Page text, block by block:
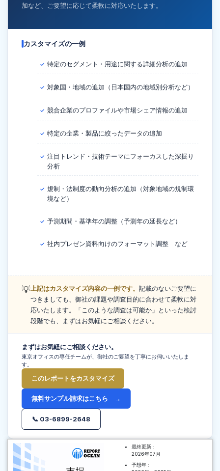
加など、ご要望に応じて柔軟に対応いたします。
カスタマイズの一例
✓ 特定のセグメント・用途に関する詳細分析の追加
✓ 対象国・地域の追加（日本国内の地域別分析など）
✓ 競合企業のプロファイルや市場シェア情報の追加
✓ 特定の企業・製品に絞ったデータの追加
✓ 注目トレンド・技術テーマにフォーカスした深掘り
分析
✓ 規制・法制度の動向分析の追加（対象地域の規制環
境など）
✓ 予測期間・基準年の調整（予測年の延長など）
✓ 社内プレゼン資料向けのフォーマット調整 など
💡上記はカスタマイズ内容の一例です。 記載のないご要望に
つきましても、御社の課題や調査目的に合わせて柔軟に対
応いたします。「このような調査は可能か」といった検討
段階でも、まずはお気軽にご相談ください。
まずはお気軽にご相談ください。
東京オフィスの専任チームが、御社のご要望を丁寧にお伺いいたしま
す。
このレポートをカスタマイズ
無料サンプル請求はこちら →
📞 03-6899-2648
最終更新 :
2026年07月
予想年 :